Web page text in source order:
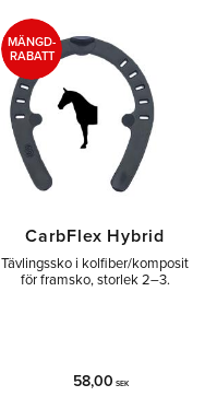
CarbFlex Hybrid
Tävlingssko i kolfiber/komposit
för framsko, storlek 2–3.
58,00 SEK
MÄNGD-
RABATT